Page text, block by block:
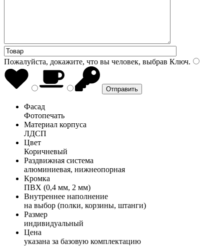
Пожалуйста, докажите, что вы человек, выбрав Ключ.
Фасад
Фотопечать
Материал корпуса
ЛДСП
Цвет
Коричневый
Раздвижная система
алюминиевая, нижнеопорная
Кромка
ПВХ (0,4 мм, 2 мм)
Внутреннее наполнение
на выбор (полки, корзины, штанги)
Размер
индивидуальный
Цена
указана за базовую комплектацию